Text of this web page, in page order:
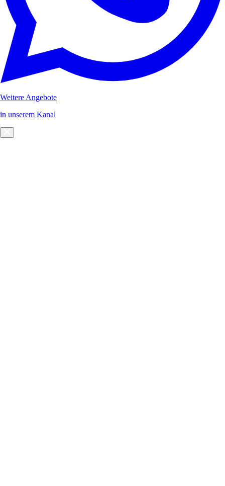
Weitere Angebote
in unserem Kanal